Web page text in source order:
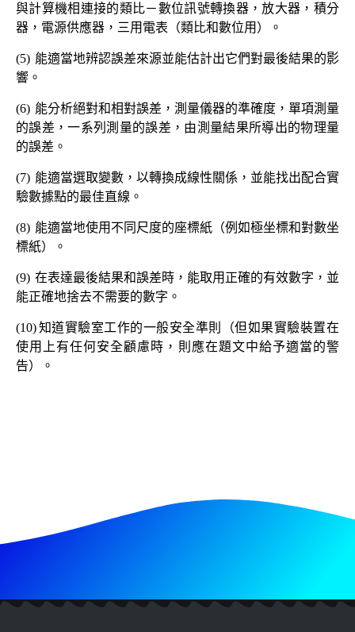
與計算機相連接的類比－數位訊號轉換器，放大器，積分
器，電源供應器，三用電表（類比和數位用）。
(5) 能適當地辨認誤差來源並能估計出它們對最後結果的影
響。
(6) 能分析絕對和相對誤差，測量儀器的準確度，單項測量
的誤差，一系列測量的誤差，由測量結果所導出的物理量
的誤差。
(7) 能適當選取變數，以轉換成線性關係，並能找出配合實
驗數據點的最佳直線。
(8) 能適當地使用不同尺度的座標紙（例如極坐標和對數坐
標紙）。
(9) 在表達最後結果和誤差時，能取用正確的有效數字，並
能正確地捨去不需要的數字。
(10)知道實驗室工作的一般安全準則（但如果實驗裝置在
使用上有任何安全顧慮時，則應在題文中給予適當的警
告）。